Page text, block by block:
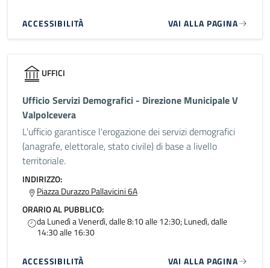
ACCESSIBILITÀ VAI ALLA PAGINA
UFFICI
Ufficio Servizi Demografici - Direzione Municipale V
Valpolcevera
L'ufficio garantisce l'erogazione dei servizi demografici
(anagrafe, elettorale, stato civile) di base a livello
territoriale.
INDIRIZZO:
Piazza Durazzo Pallavicini 6A
ORARIO AL PUBBLICO:
da Lunedì a Venerdì, dalle 8:10 alle 12:30; Lunedì, dalle
14:30 alle 16:30
ACCESSIBILITÀ VAI ALLA PAGINA